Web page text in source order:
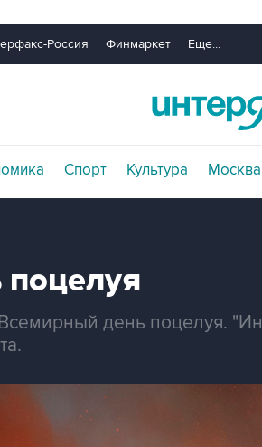
Россия Финмаркет Еще...
Спорт Культура Москва
день поцелуя.